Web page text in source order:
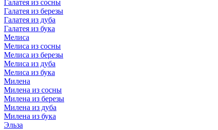
Галатея из сосны
Галатея из березы
Галатея из дуба
Галатея из бука
Мелиса
Мелиса из сосны
Мелиса из березы
Мелиса из дуба
Мелиса из бука
Милена
Милена из сосны
Милена из березы
Милена из дуба
Милена из бука
Эльза